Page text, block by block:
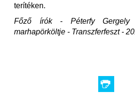
terítéken.
Főző írók - Péterfy Gergely
marhapörköltje - Transzferfeszt -